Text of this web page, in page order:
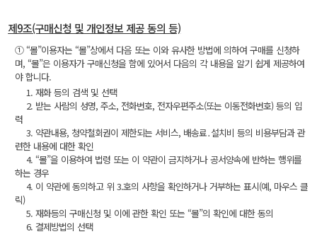
제9조(구매신청 및 개인정보 제공 동의 등)
① “몰”이용자는 “몰”상에서 다음 또는 이와 유사한 방법에 의하여 구매를 신청하
며, “몰”은 이용자가 구매신청을 함에 있어서 다음의 각 내용을 알기 쉽게 제공하여
야 합니다.
1. 재화 등의 검색 및 선택
2. 받는 사람의 성명, 주소, 전화번호, 전자우편주소(또는 이동전화번호) 등의 입
력
3. 약관내용, 청약철회권이 제한되는 서비스, 배송료․설치비 등의 비용부담과 관
련한 내용에 대한 확인
4. “몰”을 이용하여 법령 또는 이 약관이 금지하거나 공서양속에 반하는 행위를
하는 경우
4. 이 약관에 동의하고 위 3.호의 사항을 확인하거나 거부하는 표시(예, 마우스 클
릭)
5. 재화등의 구매신청 및 이에 관한 확인 또는 “몰”의 확인에 대한 동의
6. 결제방법의 선택